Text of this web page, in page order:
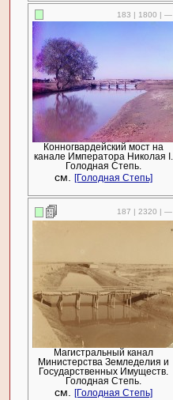
183 | 1800 | —
Конногвардейский мост на
канале Императора Николая I.
Голодная Степь.
см. [Голодная Степь]
187 | 2320 | —
Магистральный канал
Министерства Земледелия и
Государственных Имуществ.
Голодная Степь.
см. [Голодная Степь]